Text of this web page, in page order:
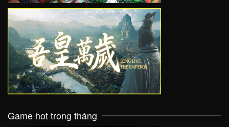
VIEW
Game hot trong tháng